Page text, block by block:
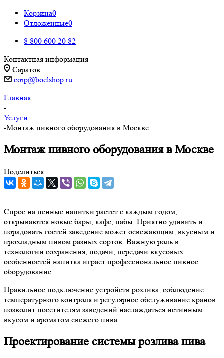
Корзина0
Отложенные0
8 800 600 20 82
Контактная информация
Саратов
corp@boelshop.ru
Главная
-
Услуги
-Монтаж пивного оборудования в Москве
Монтаж пивного оборудования в Москве
Поделиться
Спрос на пенные напитки растет с каждым годом,
открываются новые бары, кафе, пабы. Приятно удивить и
порадовать гостей заведение может освежающим, вкусным и
прохладным пивом разных сортов. Важную роль в
технологии сохранения, подачи, передачи вкусовых
особенностей напитка играет профессиональное пивное
оборудование.
Правильное подключение устройств розлива, соблюдение
температурного контроля и регулярное обслуживание кранов
позволит посетителям заведений наслаждаться истинным
вкусом и ароматом свежего пива.
Проектирование системы розлива пива